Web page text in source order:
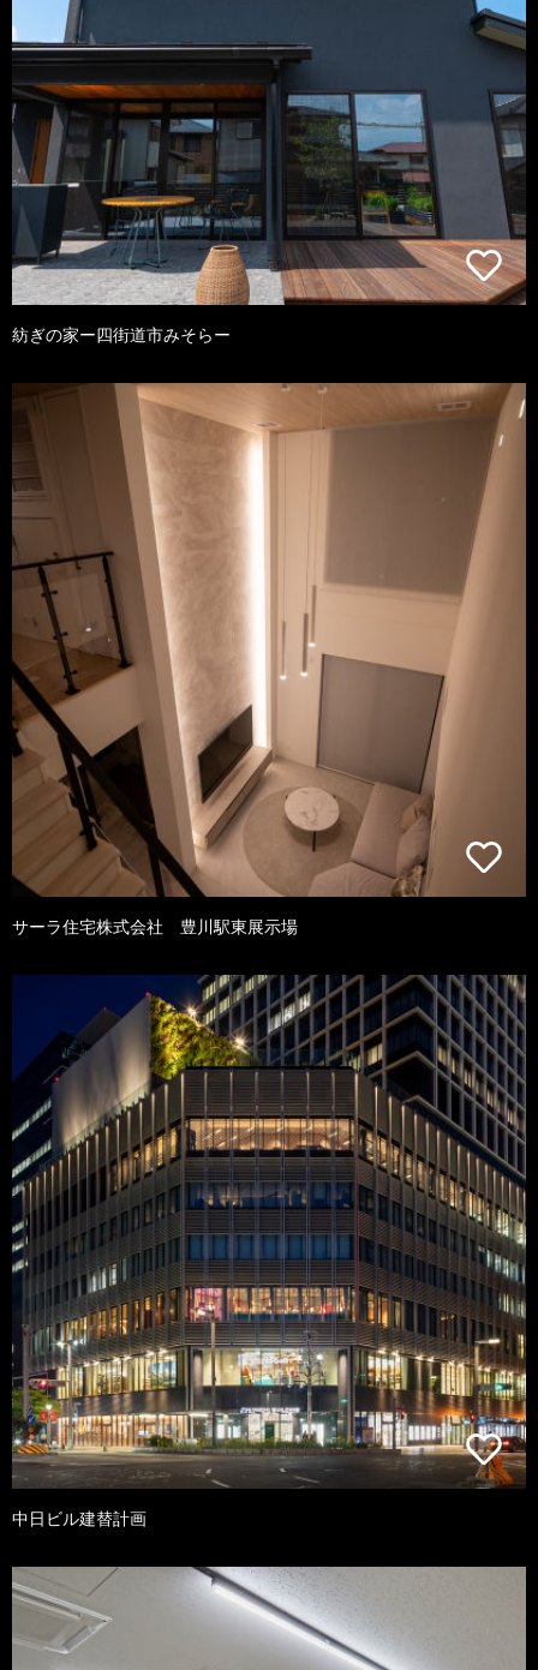
紡ぎの家ー四街道市みそらー
サーラ住宅株式会社 豊川駅東展示場
中日ビル建替計画